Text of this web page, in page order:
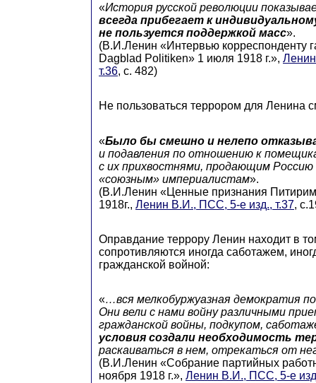
«История русской революции
всегда прибегает к
не пользуется поддержкой масс».
(В.И.Ленин «Интервью корреспонденту
Dagblad Politiken» 1 июля 1918 г.»,
т.36, с. 482)
Не пользоваться террором для Ленина
«Было бы смешно и нелепо
и подавления по отношению к
с их прихвостнями, продающим
«союзным» империалистам».
(В.И.Ленин «Ценные признания
1918г., Ленин В.И., ПСС, 5-е изд., т.37,
Оправдание террору Ленин находит в
сопротивляются иногда саботажем,
гражданской войной:
«…вся мелкобуржуазная демократия
Они вели с нами войну различными
гражданской войны, подкупом,
условия создали необходимость
раскаиваться в нем, отрекаться от
(В.И.Ленин «Собрание партийных
ноября 1918 г.», Ленин В.И., ПСС, 5-е